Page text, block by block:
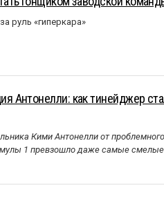
руль «гиперкара»
Антонелли: как тинейджер
Кими Антонелли от
1 превзошло даже самые